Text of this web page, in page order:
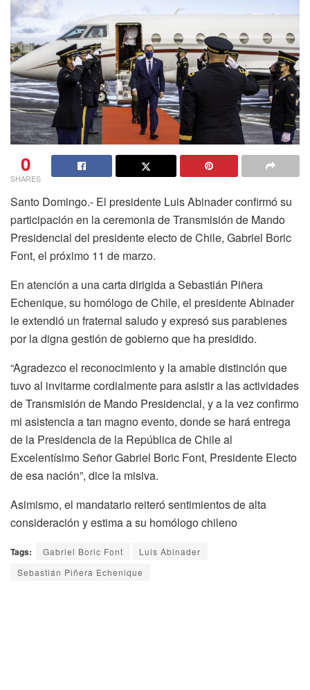
0
SHARES
Santo Domingo.- El presidente Luis Abinader confirmó su
participación en la ceremonia de Transmisión de Mando
Presidencial del presidente electo de Chile, Gabriel Boric
Font, el próximo 11 de marzo.
En atención a una carta dirigida a Sebastián Piñera
Echenique, su homólogo de Chile, el presidente Abinader
le extendió un fraternal saludo y expresó sus parabienes
por la digna gestión de gobierno que ha presidido.
“Agradezco el reconocimiento y la amable distinción que
tuvo al invitarme cordialmente para asistir a las actividades
de Transmisión de Mando Presidencial, y a la vez confirmo
mi asistencia a tan magno evento, donde se hará entrega
de la Presidencia de la República de Chile al
Excelentísimo Señor Gabriel Boric Font, Presidente Electo
de esa nación”, dice la misiva.
Asimismo, el mandatario reiteró sentimientos de alta
consideración y estima a su homólogo chileno
Tags: Gabriel Boric Font
Luis Abinader
Sebastián Piñera Echenique